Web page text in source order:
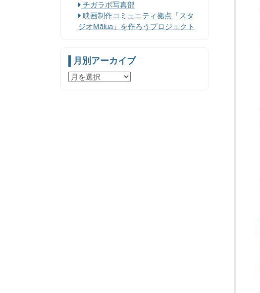
チガラボ写真部
映画制作コミュニティ拠点「スタ
ジオMālua」を作ろうプロジェクト
月別アーカイブ
月